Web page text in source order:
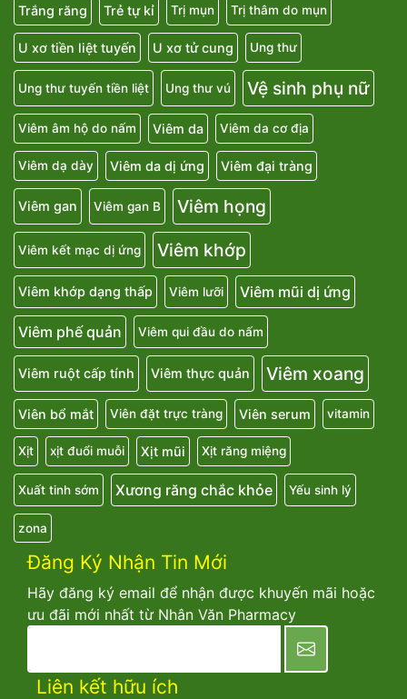
Trắng răng Trẻ tự kỉ Trị mụn Trị thâm do mụn
U xơ tiền liệt tuyến U xơ tử cung Ung thư
Ung thư tuyến tiền liệt Ung thư vú Vệ sinh phụ nữ
Viêm âm hộ do nấm Viêm da Viêm da cơ địa
Viêm dạ dày Viêm da dị ứng Viêm đại tràng
Viêm gan Viêm gan B Viêm họng
Viêm kết mạc dị ứng Viêm khớp
Viêm khớp dạng thấp Viêm lưỡi Viêm mũi dị ứng
Viêm phế quản Viêm qui đầu do nấm
Viêm ruột cấp tính Viêm thực quản Viêm xoang
Viên bổ mắt Viên đặt trực tràng Viên serum vitamin
Xịt xịt đuổi muỗi Xịt mũi Xịt răng miệng
Xuất tinh sớm Xương răng chắc khỏe Yếu sinh lý
zona
Đăng Ký Nhận Tin Mới
Hãy đăng ký email để nhận được khuyến mãi hoặc
ưu đãi mới nhất từ Nhân Văn Pharmacy
newsletter
Liên kết hữu ích